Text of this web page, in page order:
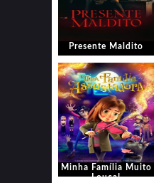
Presente Maldito
Minha Família Muito
Louca!